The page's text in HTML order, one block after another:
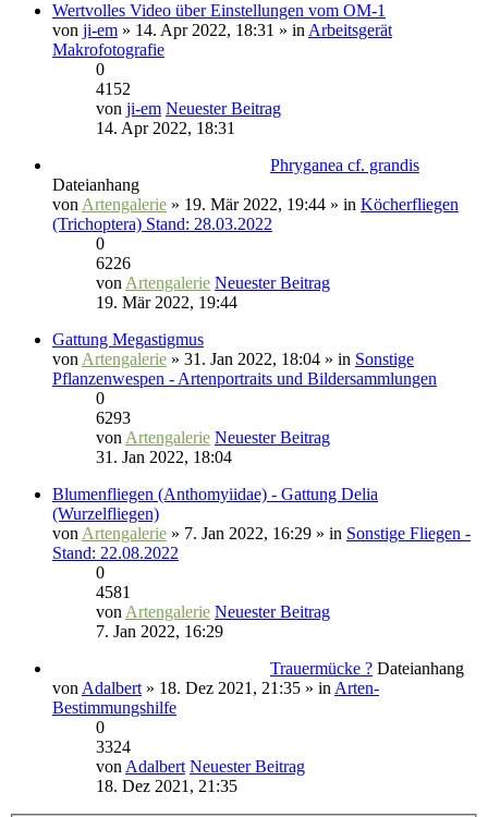
Wertvolles Video über Einstellungen vom OM-1
von ji-em » 14. Apr 2022, 18:31 » in Arbeitsgerät
Makrofotografie
0
4152
von ji-em Neuester Beitrag
14. Apr 2022, 18:31
Phryganea cf. grandis
Dateianhang
von Artengalerie » 19. Mär 2022, 19:44 » in Köcherfliegen
(Trichoptera) Stand: 28.03.2022
0
6226
von Artengalerie Neuester Beitrag
19. Mär 2022, 19:44
Gattung Megastigmus
von Artengalerie » 31. Jan 2022, 18:04 » in Sonstige
Pflanzenwespen - Artenportraits und Bildersammlungen
0
6293
von Artengalerie Neuester Beitrag
31. Jan 2022, 18:04
Blumenfliegen (Anthomyiidae) - Gattung Delia
(Wurzelfliegen)
von Artengalerie » 7. Jan 2022, 16:29 » in Sonstige Fliegen -
Stand: 22.08.2022
0
4581
von Artengalerie Neuester Beitrag
7. Jan 2022, 16:29
Trauermücke ? Dateianhang
von Adalbert » 18. Dez 2021, 21:35 » in Arten-
Bestimmungshilfe
0
3324
von Adalbert Neuester Beitrag
18. Dez 2021, 21:35